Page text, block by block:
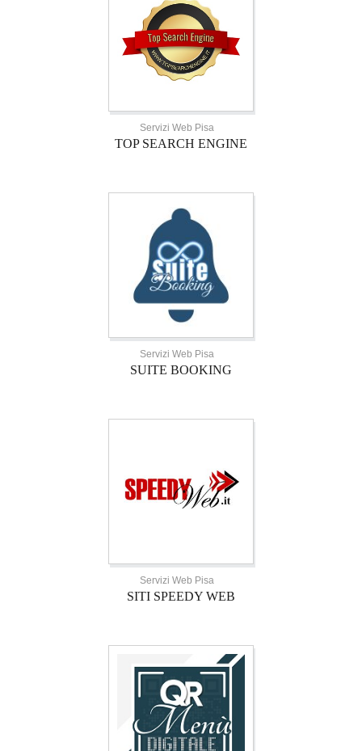
Servizi Web Pisa
TOP SEARCH ENGINE
Servizi Web Pisa
SUITE BOOKING
Servizi Web Pisa
SITI SPEEDY WEB